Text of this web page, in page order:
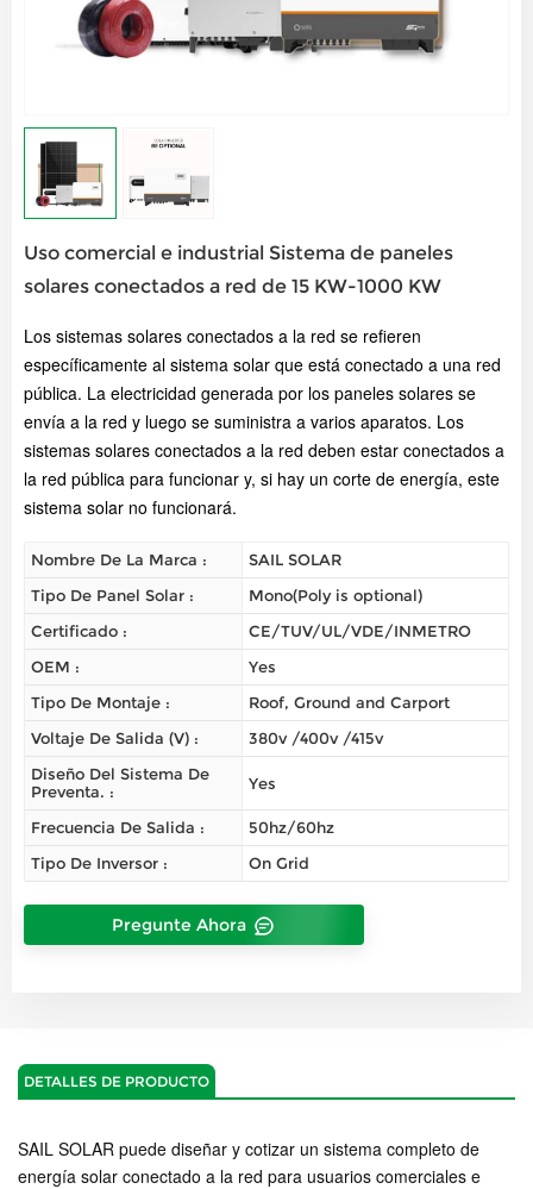
Uso comercial e industrial Sistema de paneles
solares conectados a red de 15 KW-1000 KW
Los sistemas solares conectados a la red se refieren
específicamente al sistema solar que está conectado a una red
pública. La electricidad generada por los paneles solares se
envía a la red y luego se suministra a varios aparatos. Los
sistemas solares conectados a la red deben estar conectados a
la red pública para funcionar y, si hay un corte de energía, este
sistema solar no funcionará.
Nombre De La Marca :
SAIL SOLAR
Tipo De Panel Solar :
Mono(Poly is optional)
Certificado :
CE/TUV/UL/VDE/INMETRO
OEM :
Yes
Tipo De Montaje :
Roof, Ground and Carport
Voltaje De Salida (V) :
380v /400v /415v
Diseño Del Sistema De
Preventa. :
Yes
Frecuencia De Salida :
50hz/60hz
Tipo De Inversor :
On Grid
Pregunte Ahora
DETALLES DE PRODUCTO
SAIL SOLAR puede diseñar y cotizar un sistema completo de
energía solar conectado a la red para usuarios comerciales e